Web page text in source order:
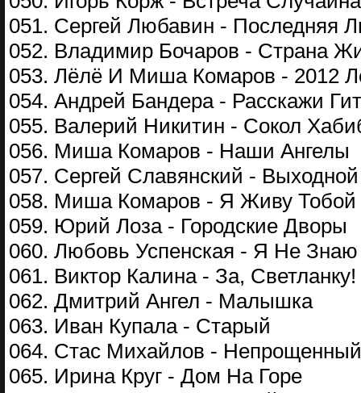
051. Сергей Любавин - Последняя
052. Владимир Бочаров - Страна
053. Лёлё И Миша Комаров - 2012
054. Андрей Бандера - Расскажи
055. Валерий Никитин - Сокол
056. Миша Комаров - Наши Ангелы
057. Сергей Славянский - Выходной
058. Миша Комаров - Я Живу Тобой
059. Юрий Лоза - Городские Дворы
060. Любовь Успенская - Я Не Знаю
061. Виктор Калина - За, Светланку!
062. Дмитрий Ангел - Малышка
063. Иван Купала - Старый
064. Стас Михайлов - Непрощенный
065. Ирина Круг - Дом На Горе